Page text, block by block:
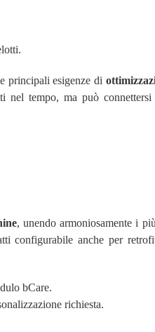
principali esigenze di
nel tempo, ma può
, unendo armoniosamente i
configurabile anche per
bCare.
richiesta.